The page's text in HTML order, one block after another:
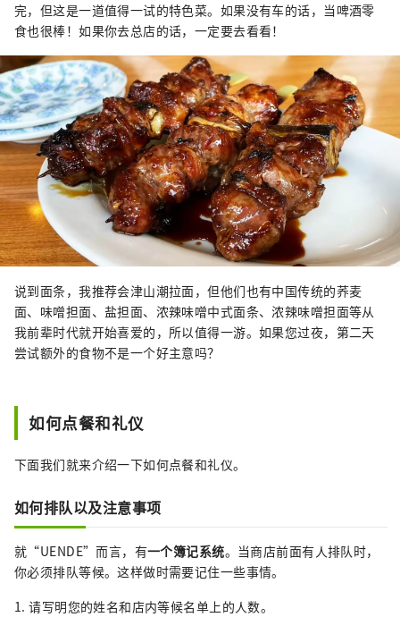
完，但这是一道值得一试的特色菜。如果没有车的话，当啤酒零
食也很棒！如果你去总店的话，一定要去看看！
说到面条，我推荐会津山潮拉面，但他们也有中国传统的荞麦
面、味噌担面、盐担面、浓辣味噌中式面条、浓辣味噌担面等从
我前辈时代就开始喜爱的，所以值得一游。如果您过夜，第二天
尝试额外的食物不是一个好主意吗？
如何点餐和礼仪
下面我们就来介绍一下如何点餐和礼仪。
如何排队以及注意事项
就“UENDE”而言，有一个簿记系统。当商店前面有人排队时，
你必须排队等候。这样做时需要记住一些事情。
1. 请写明您的姓名和店内等候名单上的人数。